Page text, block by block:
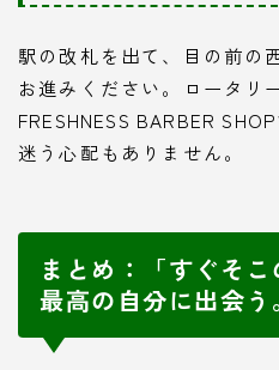
駅の改札を出て、目の前の
お進みください。ロータリ
FRESHNESS BARBER
迷う心配もありません。
まとめ：「すぐそこ
最高の自分に出会う。